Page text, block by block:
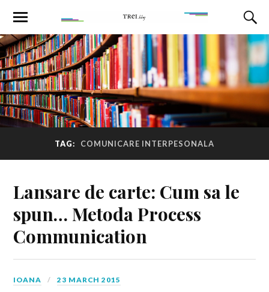
TAG: COMUNICARE INTERPESONALA
Lansare de carte: Cum sa le
spun… Metoda Process
Communication
IOANA 23 MARCH 2015